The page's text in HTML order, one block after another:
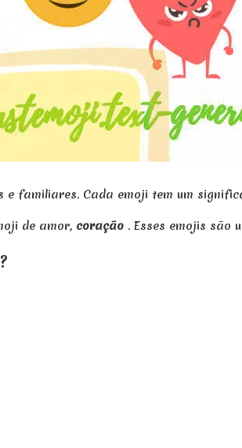
familiares. Cada emoji tem um
de amor, coração . Esses emojis são